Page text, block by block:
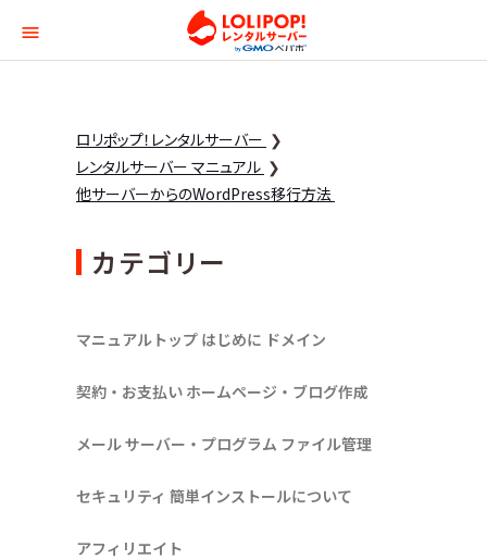
ロリポップ！レンタル
ロリポップ！レンタルサーバー
レンタルサーバー マニュアル
他サーバーからのWordPress移行方法
カテゴリー
マニュアルトップ はじめに ドメイン
契約・お支払い ホームページ・ブログ作成
メールサーバー・プログラム ファイル管理
セキュリティ 簡単インストールについて
アフィリエイト